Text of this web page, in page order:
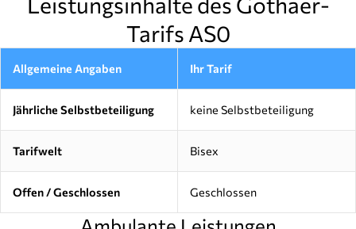
Tarifs AS0
Allgemeine Angaben Ihr Tarif
Jährliche Selbstbeteiligung keine Selbstbeteiligung
Tarifwelt Bisex
Offen / Geschlossen Geschlossen